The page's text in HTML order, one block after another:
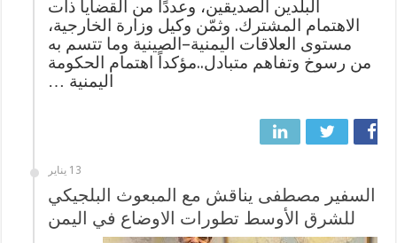
البلدين الصديقين، وعددًا من القضايا ذات
الاهتمام المشترك. وثمّن وكيل وزارة الخارجية،
مستوى العلاقات اليمنية–الصينية وما تتسم به
من رسوخ وتفاهم متبادل..مؤكداً اهتمام الحكومة
اليمنية …
13 يناير
السفير مصطفى يناقش مع المبعوث البلجيكي
للشرق الأوسط تطورات الاوضاع في اليمن